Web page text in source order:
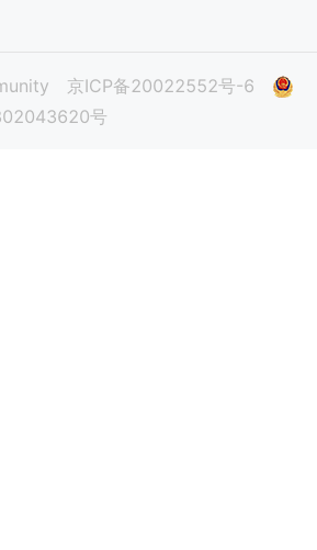
京ICP备20022552号-6
号